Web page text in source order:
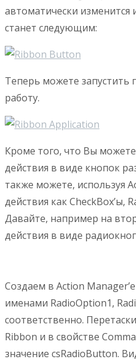
автоматически изменится
станет следующим:
Теперь можете
работу.
Кроме того, что Вы
действия в виде кнопок
также можете, используя
действия как CheckBox’ы,
Давайте, например на
действия в виде
Создаем в Action
именами RadioOption1,
соответственно.
Ribbon и в свойстве
значение csRadioButton.